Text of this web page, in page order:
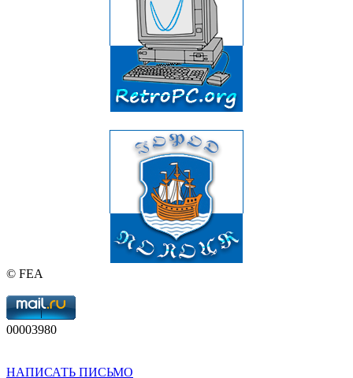
© FEA
00003980
НАПИСАТЬ ПИСЬМО